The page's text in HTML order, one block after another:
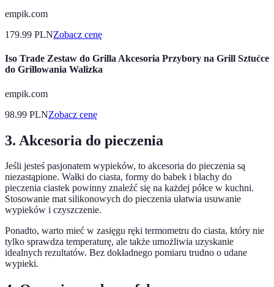
empik.com
179.99 PLNZobacz cenę
Iso Trade Zestaw do Grilla Akcesoria Przybory na Grill Sztućce
do Grillowania Walizka
empik.com
98.99 PLNZobacz cenę
3. Akcesoria do pieczenia
Jeśli jesteś pasjonatem wypieków, to akcesoria do pieczenia są
niezastąpione. Wałki do ciasta, formy do babek i blachy do
pieczenia ciastek powinny znaleźć się na każdej półce w kuchni.
Stosowanie mat silikonowych do pieczenia ułatwia usuwanie
wypieków i czyszczenie.
Ponadto, warto mieć w zasięgu ręki termometru do ciasta, który nie
tylko sprawdza temperaturę, ale także umożliwia uzyskanie
idealnych rezultatów. Bez dokładnego pomiaru trudno o udane
wypieki.